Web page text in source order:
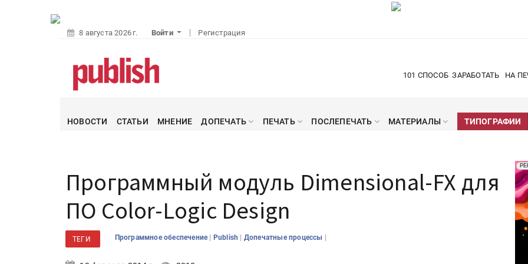
8 августа 2026 г. Войти Регистрация
101 СПОСОБ ЗАРАБОТАТЬ НА
НОВОСТИ СТАТЬИ МНЕНИЕ ДОПЕЧАТЬ ПЕЧАТЬ ПОСЛЕПЕЧАТЬ МАТЕРИАЛЫ ТИПОГРАФИИ
Программный модуль Dimensional-FX для
ПО Color-Logic Design
ТЕГИ Программное обеспечение | Publish | Допечатные процессы |